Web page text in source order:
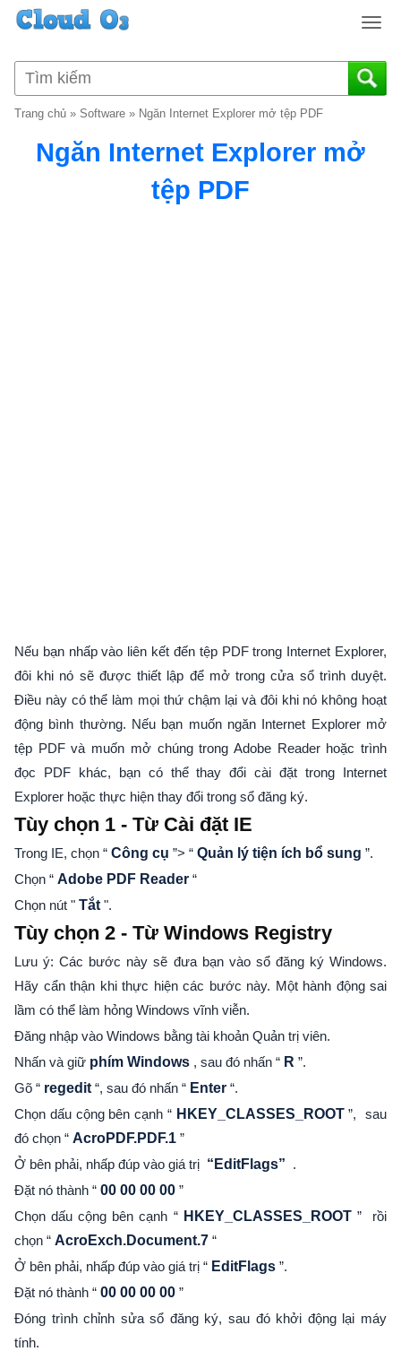
T
g
g
Trang chủ » Software » Ngăn Internet Explorer mở tệp PDF
Ngăn Internet Explorer mở
tệp PDF
Nếu bạn nhấp vào liên kết đến tệp PDF trong Internet Explorer,
đôi khi nó sẽ được thiết lập để mở trong cửa sổ trình duyệt.
Điều này có thể làm mọi thứ chậm lại và đôi khi nó không hoạt
động bình thường. Nếu bạn muốn ngăn Internet Explorer mở
tệp PDF và muốn mở chúng trong Adobe Reader hoặc trình
đọc PDF khác, bạn có thể thay đổi cài đặt trong Internet
Explorer hoặc thực hiện thay đổi trong sổ đăng ký.
Tùy chọn 1 - Từ Cài đặt IE
Trong IE, chọn “ Công cụ ”> “ Quản lý tiện ích bổ sung ”.
Chọn “ Adobe PDF Reader “
Chọn nút " Tắt ".
Tùy chọn 2 - Từ Windows Registry
Lưu ý: Các bước này sẽ đưa bạn vào sổ đăng ký Windows.
Hãy cẩn thận khi thực hiện các bước này. Một hành động sai
lầm có thể làm hỏng Windows vĩnh viễn.
Đăng nhập vào Windows bằng tài khoản Quản trị viên.
Nhấn và giữ phím Windows , sau đó nhấn “ R ”.
Gõ “ regedit “, sau đó nhấn “ Enter “.
Chọn dấu cộng bên cạnh “ HKEY_CLASSES_ROOT”,
sau
đó chọn “ AcroPDF.PDF.1 ”
Ở bên phải, nhấp đúp vào giá trị “EditFlags” .
Đặt nó thành “ 00 00 00 00 ”
Chọn dấu cộng bên cạnh “ HKEY_CLASSES_ROOT”
rồi
chọn “ AcroExch.Document.7 “
Ở bên phải, nhấp đúp vào giá trị “ EditFlags ”.
Đặt nó thành “ 00 00 00 00 ”
Đóng trình chỉnh sửa sổ đăng ký, sau đó khởi động lại máy
tính.